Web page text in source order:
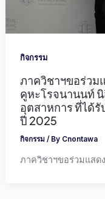
กิจกรรม
ภาควิชาฯขอร่ว
คูหะโรจนานนท์
อุตสาหการ ที่ได้
ปี 2025
กิจกรรม / By Cnontawa
ภาควิชาฯขอร่วมแสด